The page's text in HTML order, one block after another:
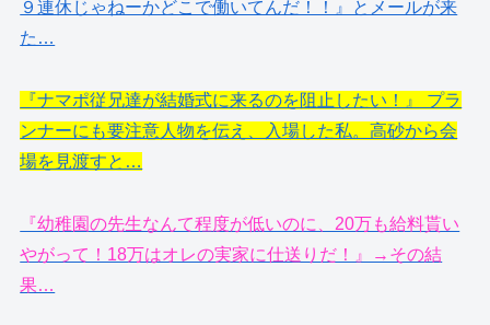
９連休じゃねーかどこで働いてんだ！！』とメールが来
た…
『ナマポ従兄達が結婚式に来るのを阻止したい！』 プラ
ンナーにも要注意人物を伝え、入場した私。高砂から会
場を見渡すと…
『幼稚園の先生なんて程度が低いのに、20万も給料貰い
やがって！18万はオレの実家に仕送りだ！』→その結
果…